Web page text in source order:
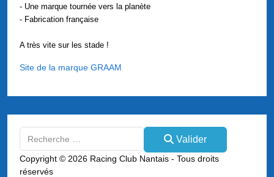
- Une marque tournée vers la planète
- Fabrication française
A très vite sur les stade !
Site de la marque GRAAM
Type 2 or more characters for results.
Valider
Copyright © 2026 Racing Club Nantais - Tous droits
réservés